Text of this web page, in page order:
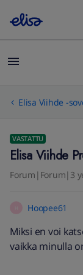
Elisa Viihde -
VASTATTU
Elisa Viihde
Forum|Forum|3
Hoopee61
Miksi en voi
vaikka minulla